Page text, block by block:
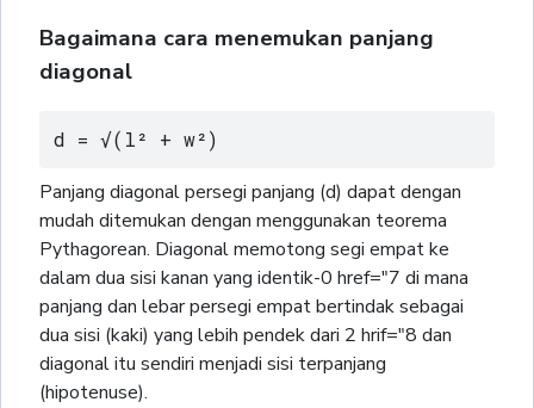
Bagaimana cara menemukan panjang
diagonal
d = √(l² + w²)
Panjang diagonal persegi panjang (d) dapat dengan
mudah ditemukan dengan menggunakan teorema
Pythagorean. Diagonal memotong segi empat ke
dalam dua sisi kanan yang identik-0 href="7 di mana
panjang dan lebar persegi empat bertindak sebagai
dua sisi (kaki) yang lebih pendek dari 2 hrif="8 dan
diagonal itu sendiri menjadi sisi terpanjang
(hipotenuse).